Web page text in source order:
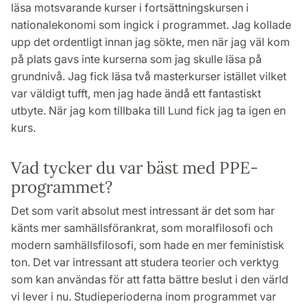
läsa motsvarande kurser i fortsättningskursen i
nationalekonomi som ingick i programmet. Jag kollade
upp det ordentligt innan jag sökte, men när jag väl kom
på plats gavs inte kurserna som jag skulle läsa på
grundnivå. Jag fick läsa två masterkurser istället vilket
var väldigt tufft, men jag hade ändå ett fantastiskt
utbyte. När jag kom tillbaka till Lund fick jag ta igen en
kurs.
Vad tycker du var bäst med PPE-
programmet?
Det som varit absolut mest intressant är det som har
känts mer samhällsförankrat, som moralfilosofi och
modern samhällsfilosofi, som hade en mer feministisk
ton. Det var intressant att studera teorier och verktyg
som kan användas för att fatta bättre beslut i den värld
vi lever i nu. Studieperioderna inom programmet var